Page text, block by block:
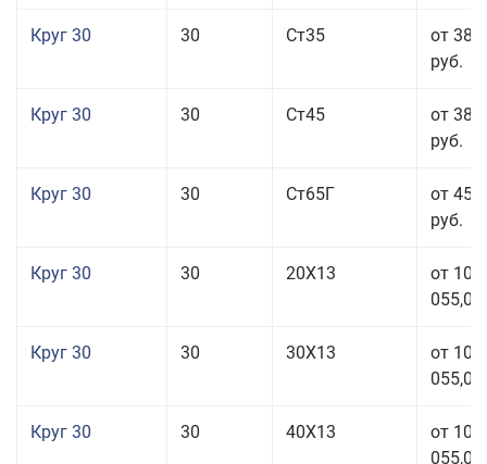
Круг 30 30 Ст35
от 38
руб.
Круг 30 30 Ст45
от 38
руб.
Круг 30 30 Ст65Г
от 45
руб.
Круг 30 30 20Х13
от 101
055,00
Круг 30 30 30Х13
от 101
055,00
Круг 30 30 40Х13
от 101
055,00